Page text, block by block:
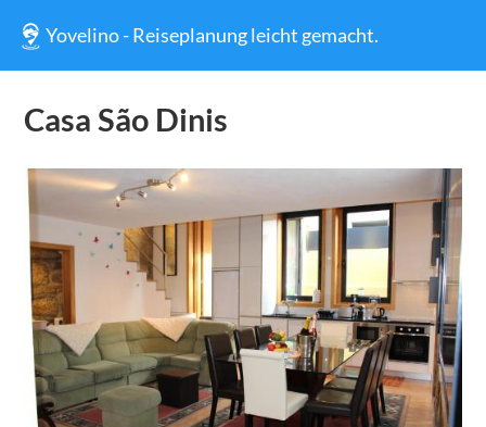
Yovelino - Reiseplanung leicht gemacht.
Casa São Dinis